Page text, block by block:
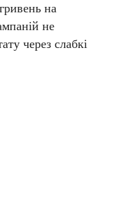
на
не
через слабкі